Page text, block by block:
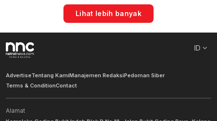
Lihat lebih banyak
ID
AdvertiseTentang KamiManajemen RedaksiPedoman Siber
Terms & ConditionContact
Alamat